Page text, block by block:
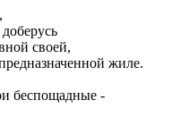
своей,
жиле.
беспощадные -